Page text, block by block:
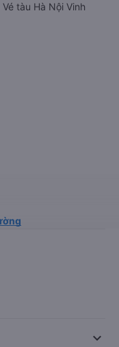
Vé tàu Hà Nội Vinh
keyboard_arrow_down